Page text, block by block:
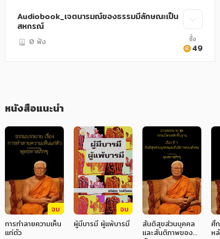
สังคม วัฒนธรรม การปกครอง ศาสนาและปรัชญา
ครอบครัว
วรรณกรรม
การเกษตร ชีววิทยา
การเรียน การศึกษา
เทคโนโลยี การสื่อสาร วิทยาศาสตร์
ภาษาศาสตร์
หนังสือเด็ก
Audiobook_เจตนารมณ์ของธรรมมีลักษณะเป็น
สหกรณ์
0 ฟัง ซื้อ
49
หนังสือแนะนำ
จบ
การทำลายความเห็น
แก่ตัว
จบ
ผู้มีบารมี ผู้แพ้บารมี
สันติสุขส่วนบุคคล
และสันติภาพของ
ศึ
ห